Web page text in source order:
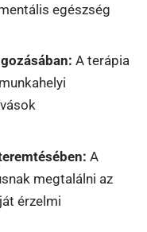
egészség
A terápia
A
megtalálni az
érzelmi